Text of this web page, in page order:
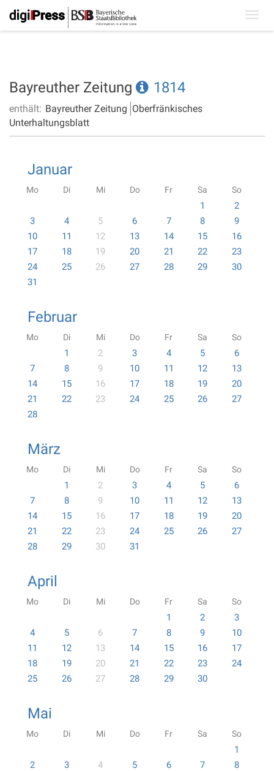
Bayreuther Zeitung 1814
enthält: Bayreuther Zeitung Oberfränkisches
Unterhaltungsblatt
Januar
Mo Di Mi Do Fr Sa So
1
2
3
4 5 6 7 8
9
10
11 12 13 14 15
16
17
18 19 20 21 22
23
24
25 26 27 28 29
30
31
Februar
Mo Di Mi Do Fr Sa So
1 2 3 4 5
6
7
8 9 10 11 12
13
14
15 16 17 18 19
20
21
22 23 24 25 26
27
28
März
Mo Di Mi Do Fr Sa So
1 2 3 4 5
6
7
8 9 10 11 12
13
14
15 16 17 18 19
20
21
22 23 24 25 26
27
28
29 30 31
April
Mo Di Mi Do Fr Sa So
1 2
3
4
5 6 7 8 9
10
11
12 13 14 15 16
17
18
19 20 21 22 23
24
25
26 27 28 29 30
Mai
Mo Di Mi Do Fr Sa So
1
2
3 4 5 6 7
8